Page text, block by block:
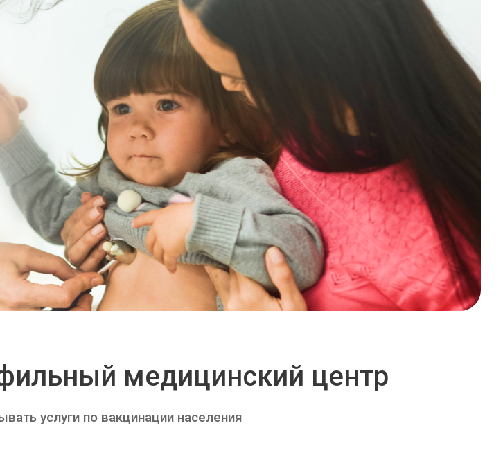
медицинский центр
услуги по вакцинации населения